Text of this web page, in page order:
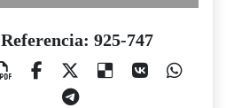
Referencia: 925-747